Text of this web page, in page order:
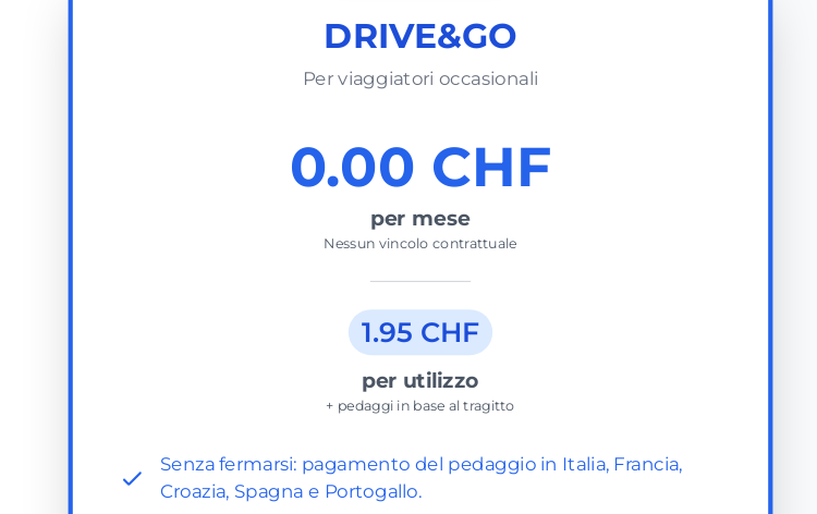
DRIVE&GO
Per viaggiatori occasionali
0.00 CHF
per mese
Nessun vincolo contrattuale
1.95 CHF
per utilizzo
+ pedaggi in base al tragitto
Senza fermarsi: pagamento del pedaggio in Italia, Francia,
Croazia, Spagna e Portogallo.